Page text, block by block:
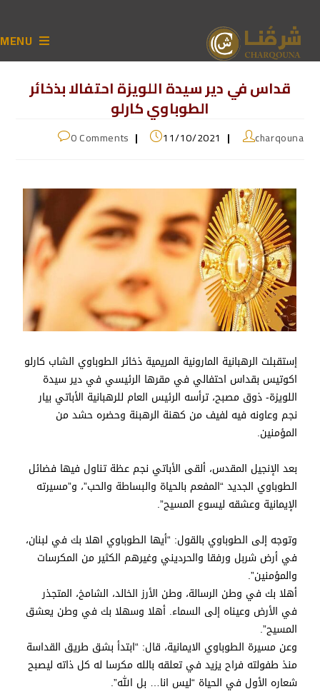
MENU
قداس في دير سيدة اللويزة احتفالا بذخائر
الطوباوي كارلو
charqouna
11/10/2021
0 Comments
إستقبلت الرهبانية المارونية المريمية ذخائر الطوباوي الشاب كارلو
اكوتيس بقداس احتفالي في مقرها الرئيسي في دير سيدة
اللويزة- ذوق مصبح، ترأسه الرئيس العام للرهبانية الأباتي بيار
نجم وعاونه فيه لفيف من كهنة الرهبنة وحضره حشد من
المؤمنين.
بعد الإنجيل المقدس، ألقى الأباتي نجم عظة تناول فيها فضائل
الطوباوي الجديد “المفعم بالحياة والبساطة والحب”، و”مسيرته
الإيمانية وعشقه ليسوع المسيح”.
وتوجه إلى الطوباوي بالقول: “أيها الطوباوي اهلا بك في لبنان،
في أرض شربل ورفقا والحرديني وغيرهم الكثير من المكرسات
والمؤمنين”.
أهلا بك في وطن الرسالة، وطن الأرز الخالد، الشامخ، المتجذر
في الأرض وعيناه إلى السماء. أهلا وسهلا بك في وطن يعشق
المسيح”.
وعن مسيرة الطوباوي الايمانية، قال: “ابتدأ بشق طريق القداسة
منذ طفولته فراح يزيد في تعلقه بالله مكرسا له كل ذاته ليصبح
شعاره الأول في الحياة “ليس انا… بل الله”.